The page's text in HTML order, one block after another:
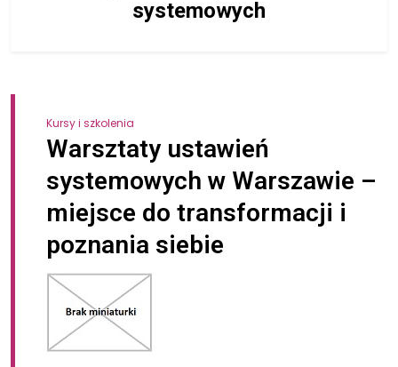
systemowych
Kursy i szkolenia
Warsztaty ustawień
systemowych w Warszawie –
miejsce do transformacji i
poznania siebie